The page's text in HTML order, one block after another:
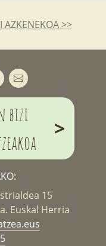
AZKENEKOA >>
bizi
>
15
Euskal Herria